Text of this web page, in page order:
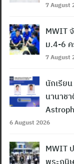
7 August
MWIT
ม.4-6 ค
7 August
นักเรีย
นานาช
6 August 2026
MWIT
พระกนิ